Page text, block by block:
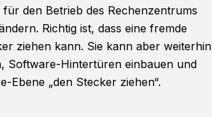
den Betrieb des Rechenzentrums
Richtig ist, dass eine fremde
ziehen kann. Sie kann aber weiterhin
Software-Hintertüren einbauen und
Ebene „den Stecker ziehen“.